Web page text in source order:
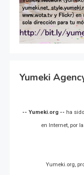
Yumeki
-- Yumeki.org -- ha
en Internet, por
Yumeki.org,